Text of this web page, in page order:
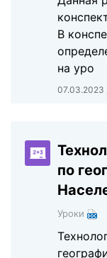
В
на уро
07.03.2023
по
Уроки